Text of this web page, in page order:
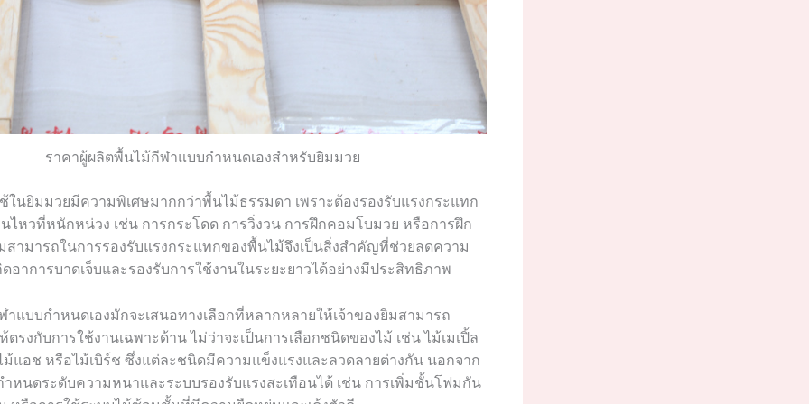
ราคาผู้ผลิตพื้นไม้กีฬาแบบกำหนดเองสำหรับยิมมวย
นยิมมวยมีความพิเศษมากกว่าพื้นไม้ธรรมดา เพราะต้องรองรับแรงกระแทก
ไหวที่หนักหน่วง เช่น การกระโดด การวิ่งวน การฝึกคอมโบมวย หรือการฝึก
สามารถในการรองรับแรงกระแทกของพื้นไม้จึงเป็นสิ่งสำคัญที่ช่วยลดความ
ดอาการบาดเจ็บและรองรับการใช้งานในระยะยาวได้อย่างมีประสิทธิภาพ
แบบกำหนดเองมักจะเสนอทางเลือกที่หลากหลายให้เจ้าของยิมสามารถ
รงกับการใช้งานเฉพาะด้าน ไม่ว่าจะเป็นการเลือกชนิดของไม้ เช่น ไม้เมเปิ้ล
ม้แอช หรือไม้เบิร์ช ซึ่งแต่ละชนิดมีความแข็งแรงและลวดลายต่างกัน นอกจาก
หนดระดับความหนาและระบบรองรับแรงสะเทือนได้ เช่น การเพิ่มชั้นโฟมกัน